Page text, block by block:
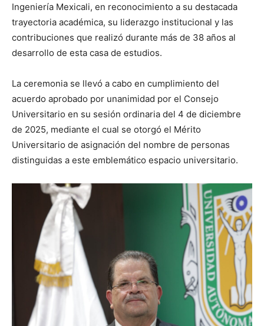
Ingeniería Mexicali, en reconocimiento a su destacada
trayectoria académica, su liderazgo institucional y las
contribuciones que realizó durante más de 38 años al
desarrollo de esta casa de estudios.
La ceremonia se llevó a cabo en cumplimiento del
acuerdo aprobado por unanimidad por el Consejo
Universitario en su sesión ordinaria del 4 de diciembre
de 2025, mediante el cual se otorgó el Mérito
Universitario de asignación del nombre de personas
distinguidas a este emblemático espacio universitario.